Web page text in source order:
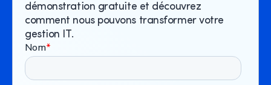
démonstration gratuite et découvrez
comment nous pouvons transformer votre
gestion IT.